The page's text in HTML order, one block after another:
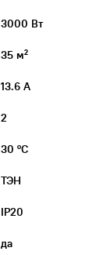
3000 Вт
35 м²
13.6 А
2
30 °C
ТЭН
IP20
да